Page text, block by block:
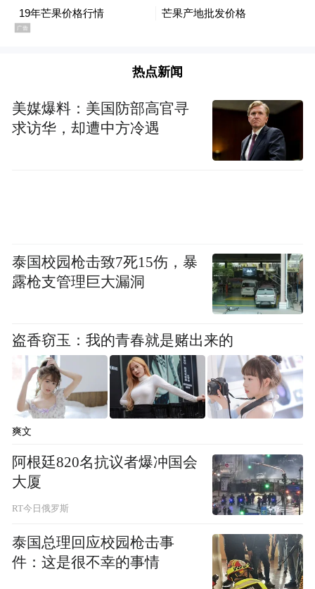
News）报道，美国海军“林肯”号航母战斗
1月26日抵达中央司令部责任海域，这意味着
击的区域。同时，美军中央司令部司令库珀
于1月24日访问了特拉维夫，与以色列国防军
总参谋长扎米尔会面。在2025年6月的以伊战
量、美国空军集结的战机数量，还是向中东
飞行的美军运输机架次，都还没有达到2025
年6月前夕的水平。考虑到特朗普此番希望美
军进行的空中打击规模远大于2025年6月，伊
朗可能进行的报复，也不同于2025年6月时对
美军乌代德基地的象征性打击，美军或许还
需要一两个月乃至更长时间，才能完成战前
准备。而在此之前，特朗普将保持“可谈可
打”的模糊表态。
另一边，伊朗政府、军方及伊朗伊斯兰革命
官方媒体塔斯尼姆通讯社26日援引高级军官
的话说，伊朗认为美军目前尚不具备对伊朗
热点新闻
美媒爆料：美国防部高官寻
求访华，却遭中方冷遇
泰国校园枪击致7死15伤，暴
露枪支管理巨大漏洞
盗香窃玉：我的青春就是赌出来的
爽文
阿根廷820名抗议者爆冲国会
大厦
RT今日俄罗斯
泰国总理回应校园枪击事
件：这是很不幸的事情